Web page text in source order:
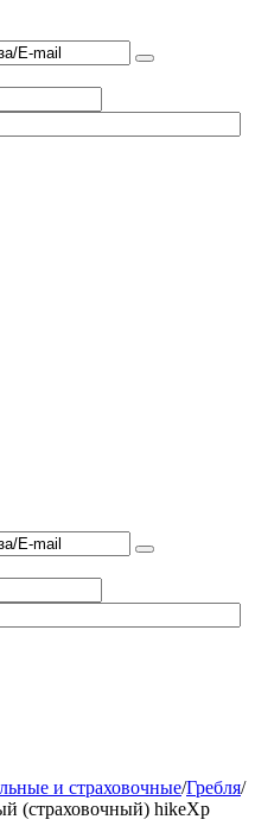
и страховочные/Гребля/
(страховочный) hikeXp